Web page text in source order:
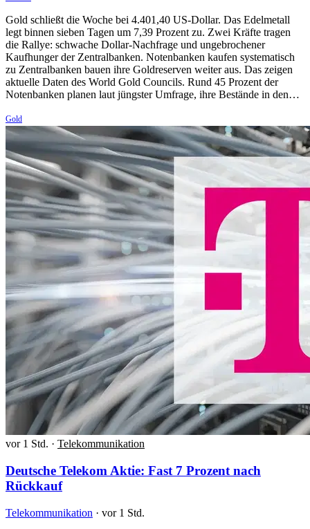
Gold schließt die Woche bei 4.401,40 US-Dollar. Das Edelmetall
legt binnen sieben Tagen um 7,39 Prozent zu. Zwei Kräfte tragen
die Rallye: schwache Dollar-Nachfrage und ungebrochener
Kaufhunger der Zentralbanken. Notenbanken kaufen systematisch
zu Zentralbanken bauen ihre Goldreserven weiter aus. Das zeigen
aktuelle Daten des World Gold Councils. Rund 45 Prozent der
Notenbanken planen laut jüngster Umfrage, ihre Bestände in den…
Gold
vor 1 Std. · Telekommunikation
Deutsche Telekom Aktie: Fast 7 Prozent nach
Rückkauf
Telekommunikation · vor 1 Std.